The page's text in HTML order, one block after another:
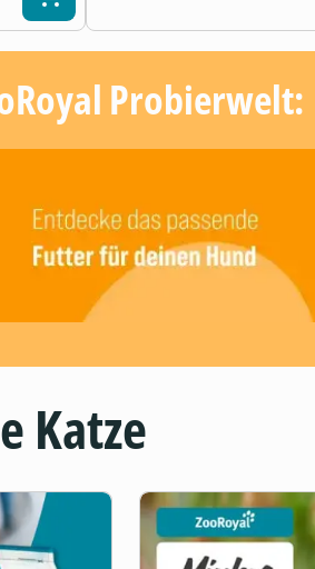
Probierwelt:
Katze